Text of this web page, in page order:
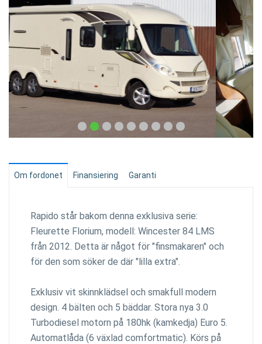
Om fordonet Finansiering Garanti
Rapido står bakom denna exklusiva serie:
Fleurette Florium, modell: Wincester 84 LMS
från 2012. Detta är något för "finsmakaren" och
för den som söker de där "lilla extra".
Exklusiv vit skinnklädsel och smakfull modern
design. 4 bälten och 5 bäddar. Stora nya 3.0
Turbodiesel motorn på 180hk (kamkedja) Euro 5.
Automatlåda (6 växlad comfortmatic). Körs på